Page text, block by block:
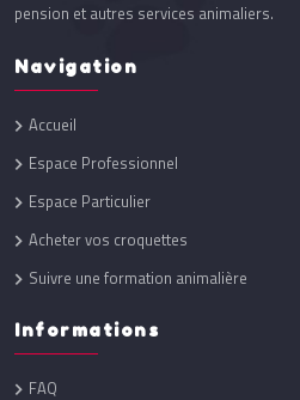
pension et autres services animaliers.
Navigation
Accueil
Espace Professionnel
Espace Particulier
Acheter vos croquettes
Suivre une formation animalière
Informations
FAQ